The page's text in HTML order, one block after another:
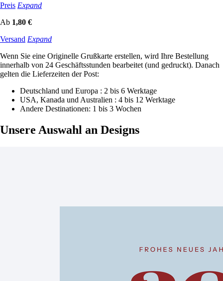
Preis Expand
Ab 1,80 €
Versand Expand
Wenn Sie eine Originelle Grußkarte erstellen, wird Ihre Bestellung
innerhalb von 24 Geschäftsstunden bearbeitet (und gedruckt). Danach
gelten die Lieferzeiten der Post:
Deutschland und Europa : 2 bis 6 Werktage
USA, Kanada und Australien : 4 bis 12 Werktage
Andere Destinationen: 1 bis 3 Wochen
Unsere Auswahl an Designs